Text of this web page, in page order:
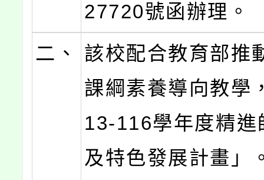
27720號函辦理。
二、
該校配合教育部推
課綱素養導向教學
13-116學年度精進
及特色發展計畫」